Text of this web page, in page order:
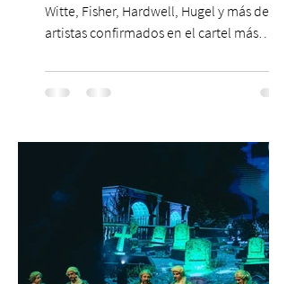
Witte, Fisher, Hardwell, Hugel y más de 85
artistas confirmados en el cartel más
Chile. 14 y 15 de noviembre de 2026, Club
Hípico de Santiago. Últimos Weekend
con venta a través de Puntoticket.com
Creamfields Chile, el festival de música
electrónica más importante del país,
revela oficialmente el Lineup de su edición
2026. Calvin Harris, Boris Bre